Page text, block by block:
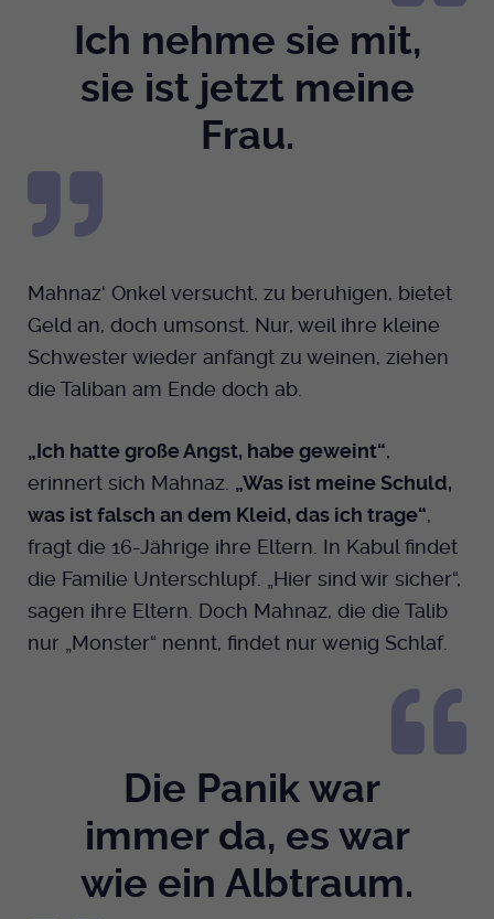
Ich nehme sie mit,
sie ist jetzt meine
Frau.
Mahnaz‘ Onkel versucht, zu beruhigen, bietet
Geld an, doch umsonst. Nur, weil ihre kleine
Schwester wieder anfängt zu weinen, ziehen
die Taliban am Ende doch ab.
„Ich hatte große Angst, habe geweint“,
erinnert sich Mahnaz. „Was ist meine Schuld,
was ist falsch an dem Kleid, das ich trage“,
fragt die 16-Jährige ihre Eltern. In Kabul findet
die Familie Unterschlupf. „Hier sind wir sicher“,
sagen ihre Eltern. Doch Mahnaz, die die Talib
nur „Monster“ nennt, findet nur wenig Schlaf.
Die Panik war
immer da, es war
wie ein Albtraum.